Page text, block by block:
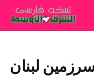
لبنان